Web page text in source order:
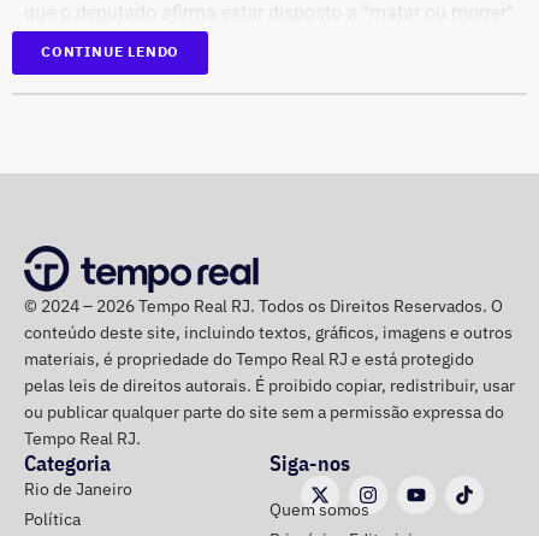
para “livrar nosso país da extrema direita de uma vez por
todas”.
CONTINUE LENDO
© 2024 – 2026 Tempo Real RJ. Todos os Direitos Reservados. O
conteúdo deste site, incluindo textos, gráficos, imagens e outros
materiais, é propriedade do Tempo Real RJ e está protegido
pelas leis de direitos autorais. É proibido copiar, redistribuir, usar
ou publicar qualquer parte do site sem a permissão expressa do
Tempo Real RJ.
Categoria
Rio de Janeiro
Política
Siga-nos
Quem somos